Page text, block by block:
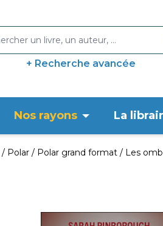
+ Recherche avancée
Nos rayons La
Polar Polar grand format Les